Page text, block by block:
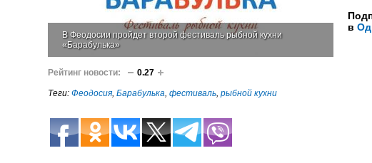
В Феодосии пройдет второй фестиваль рыбной кухни
«Барабулька»
в
Рейтинг новости: 0.27
Теги: Феодосия, Барабулька, фестиваль, рыбной кухни